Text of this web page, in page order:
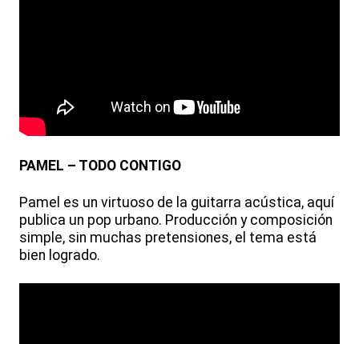
PAMEL – TODO CONTIGO
Pamel es un virtuoso de la guitarra acústica, aquí
publica un pop urbano. Producción y composición
simple, sin muchas pretensiones, el tema está
bien logrado.